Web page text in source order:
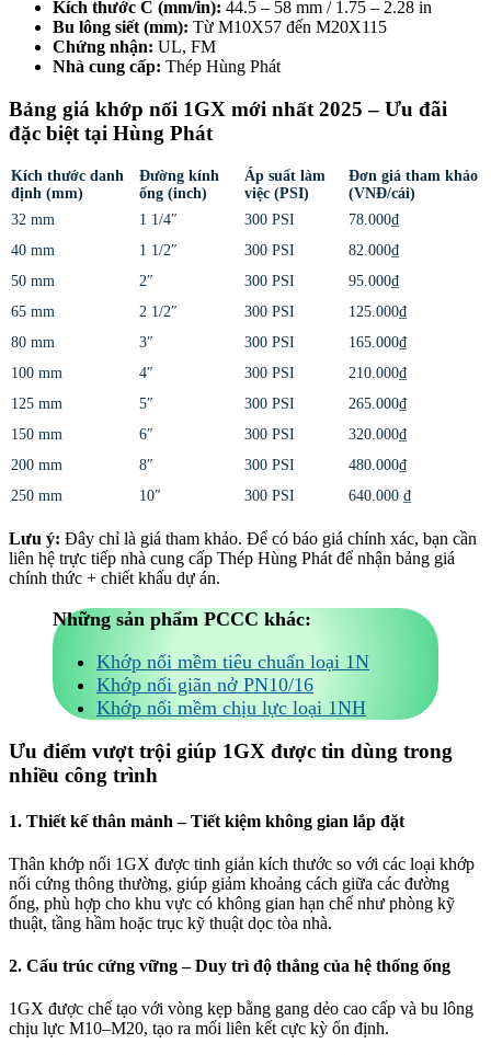
Kích thước C (mm/in): 44.5 – 58 mm / 1.75 – 2.28 in
Bu lông siết (mm): Từ M10X57 đến M20X115
Chứng nhận: UL, FM
Nhà cung cấp: Thép Hùng Phát
Bảng giá khớp nối 1GX mới nhất 2025 – Ưu đãi
đặc biệt tại Hùng Phát
Kích thước danh
định (mm)
Đường kính
ống (inch)
Áp suất làm
việc (PSI)
Đơn giá tham khảo
(VNĐ/cái)
32 mm
1 1/4″ 300 PSI
78.000₫
40 mm
1 1/2″ 300 PSI
82.000₫
50 mm
2″ 300 PSI
95.000₫
65 mm
2 1/2″ 300 PSI
125.000₫
80 mm
3″ 300 PSI
165.000₫
100 mm
4″ 300 PSI
210.000₫
125 mm
5″ 300 PSI
265.000₫
150 mm
6″ 300 PSI
320.000₫
200 mm
8″ 300 PSI
480.000₫
250 mm
10″ 300 PSI 640.000 ₫
Lưu ý: Đây chỉ là giá tham khảo. Để có báo giá chính xác, bạn cần
liên hệ trực tiếp nhà cung cấp Thép Hùng Phát để nhận bảng giá
chính thức + chiết khấu dự án.
Những sản phẩm PCCC khác:
Khớp nối mềm tiêu chuẩn loại 1N
Khớp nối giãn nở PN10/16
Khớp nối mềm chịu lực loại 1NH
Ưu điểm vượt trội giúp 1GX được tin dùng trong
nhiều công trình
1. Thiết kế thân mảnh – Tiết kiệm không gian lắp đặt
Thân khớp nối 1GX được tinh giản kích thước so với các loại khớp
nối cứng thông thường, giúp giảm khoảng cách giữa các đường
ống, phù hợp cho khu vực có không gian hạn chế như phòng kỹ
thuật, tầng hầm hoặc trục kỹ thuật dọc tòa nhà.
2. Cấu trúc cứng vững – Duy trì độ thẳng của hệ thống ống
1GX được chế tạo với vòng kẹp bằng gang dẻo cao cấp và bu lông
chịu lực M10–M20, tạo ra mối liên kết cực kỳ ổn định.